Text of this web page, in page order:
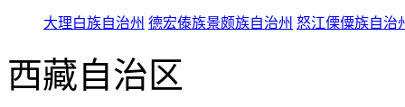
大理白族自治州 德宏傣族景颇族自治州 怒江傈僳族自治
西藏自治区